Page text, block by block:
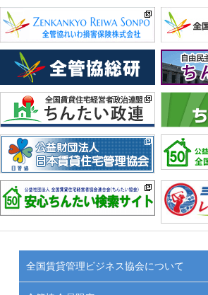
全国賃貸管理ビジネス協会について